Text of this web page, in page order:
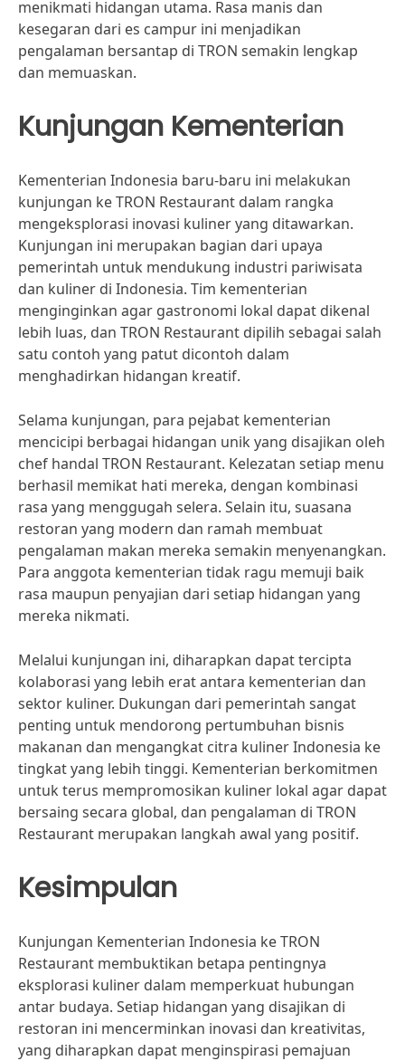
menikmati hidangan utama. Rasa manis dan
kesegaran dari es campur ini menjadikan
pengalaman bersantap di TRON semakin lengkap
dan memuaskan.
Kunjungan Kementerian
Kementerian Indonesia baru-baru ini melakukan
kunjungan ke TRON Restaurant dalam rangka
mengeksplorasi inovasi kuliner yang ditawarkan.
Kunjungan ini merupakan bagian dari upaya
pemerintah untuk mendukung industri pariwisata
dan kuliner di Indonesia. Tim kementerian
menginginkan agar gastronomi lokal dapat dikenal
lebih luas, dan TRON Restaurant dipilih sebagai salah
satu contoh yang patut dicontoh dalam
menghadirkan hidangan kreatif.
Selama kunjungan, para pejabat kementerian
mencicipi berbagai hidangan unik yang disajikan oleh
chef handal TRON Restaurant. Kelezatan setiap menu
berhasil memikat hati mereka, dengan kombinasi
rasa yang menggugah selera. Selain itu, suasana
restoran yang modern dan ramah membuat
pengalaman makan mereka semakin menyenangkan.
Para anggota kementerian tidak ragu memuji baik
rasa maupun penyajian dari setiap hidangan yang
mereka nikmati.
Melalui kunjungan ini, diharapkan dapat tercipta
kolaborasi yang lebih erat antara kementerian dan
sektor kuliner. Dukungan dari pemerintah sangat
penting untuk mendorong pertumbuhan bisnis
makanan dan mengangkat citra kuliner Indonesia ke
tingkat yang lebih tinggi. Kementerian berkomitmen
untuk terus mempromosikan kuliner lokal agar dapat
bersaing secara global, dan pengalaman di TRON
Restaurant merupakan langkah awal yang positif.
Kesimpulan
Kunjungan Kementerian Indonesia ke TRON
Restaurant membuktikan betapa pentingnya
eksplorasi kuliner dalam memperkuat hubungan
antar budaya. Setiap hidangan yang disajikan di
restoran ini mencerminkan inovasi dan kreativitas,
yang diharapkan dapat menginspirasi pemajuan